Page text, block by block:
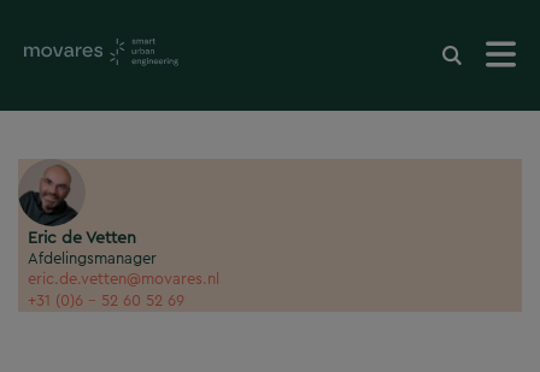
Eric de Vetten
Afdelingsmanager
eric.de.vetten@movares.nl
+31 (0)6 - 52 60 52 69